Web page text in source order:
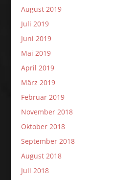
August 2019
Juli 2019
Juni 2019
Mai 2019
April 2019
März 2019
Februar 2019
November 2018
Oktober 2018
September 2018
August 2018
Juli 2018